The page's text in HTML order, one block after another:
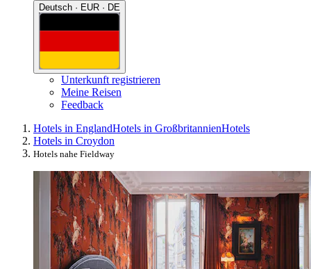
Deutsch · EUR · DE
Unterkunft registrieren
Meine Reisen
Feedback
Hotels in EnglandHotels in GroßbritannienHotels
Hotels in Croydon
Hotels nahe Fieldway